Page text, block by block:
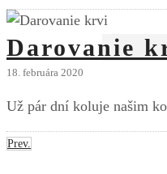
Darovanie
18. februára 2020
Už pár dní koluje našim
Prev.